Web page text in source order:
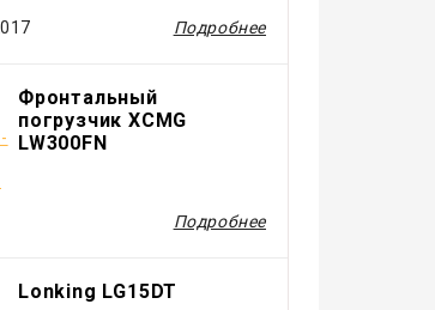
Подробнее
Фронтальный
погрузчик XCMG
LW300FN
Подробнее
Lonking LG15DT